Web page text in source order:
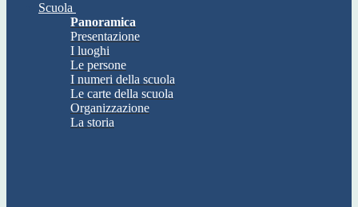
Scuola
Panoramica
Presentazione
I luoghi
Le persone
I numeri della scuola
Le carte della scuola
Organizzazione
La storia